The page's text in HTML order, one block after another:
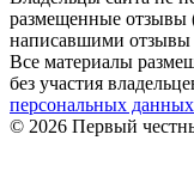
размещенные отзывы
написавшими отзывы
Все материалы
без участия
персональных
© 2026 Первый